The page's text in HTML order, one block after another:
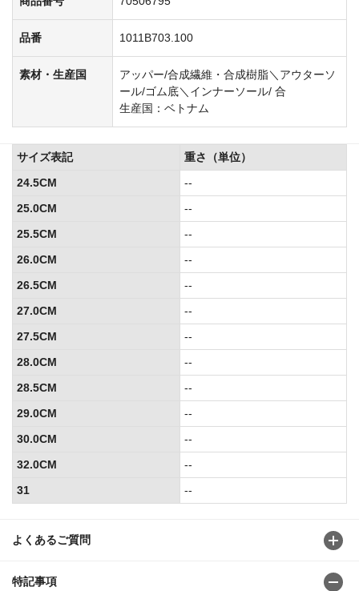
品番 1011B703.100
素材・生産国
アッパー/合成繊維・合成樹脂＼アウターソ
ール/ゴム底＼インナーソール/ 合
生産国：ベトナム
よくあるご質問
特記事項
サイズ表記
重さ（単位）
24.5CM
--
25.0CM
--
25.5CM
--
26.0CM
--
26.5CM
--
27.0CM
--
27.5CM
--
28.0CM
--
28.5CM
--
29.0CM
--
30.0CM
--
32.0CM
--
31
--